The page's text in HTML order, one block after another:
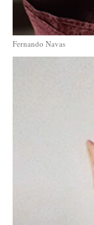
Fernando Navas